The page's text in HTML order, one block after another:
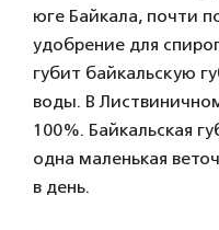
юге Байкала, почти
удобрение для
губит байкальскую
воды. В
100%. Байкальская
одна маленькая
в день.